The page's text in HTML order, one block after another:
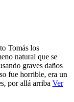
Tomás los
natural que se
graves daños
fue horrible, era un
por allá arriba Ver